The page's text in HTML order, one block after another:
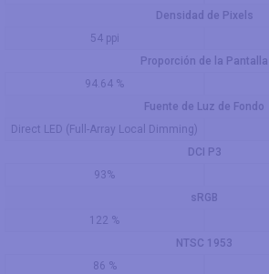
Densidad de Pixels
54 ppi
Proporción de la Pantalla
94.64 %
Fuente de Luz de Fondo
Direct LED (Full-Array Local Dimming)
DCI P3
93%
sRGB
122 %
NTSC 1953
86 %